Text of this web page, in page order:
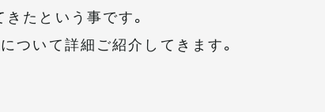
たという事です。
ついて詳細ご紹介してきます。